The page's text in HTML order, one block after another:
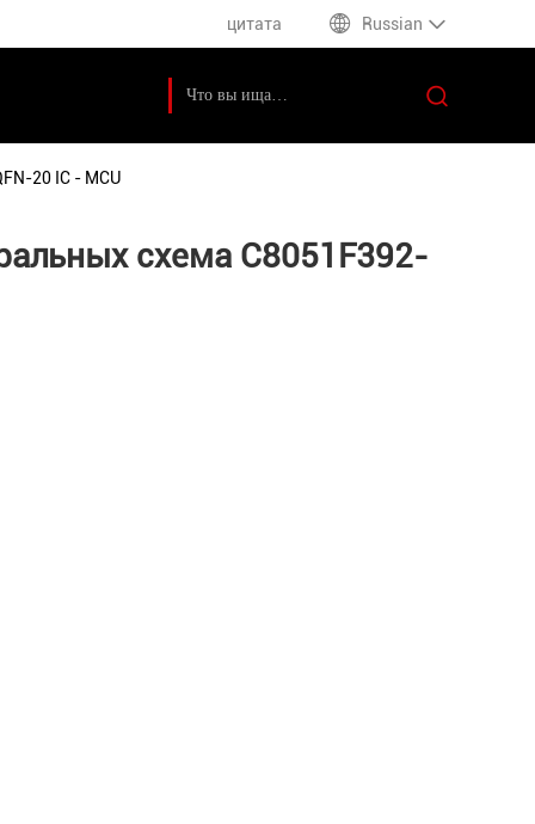
цитата Russian
20 IC - MCU
схема C8051F392-